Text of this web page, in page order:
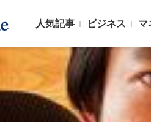
人気記事 ビジネス マ